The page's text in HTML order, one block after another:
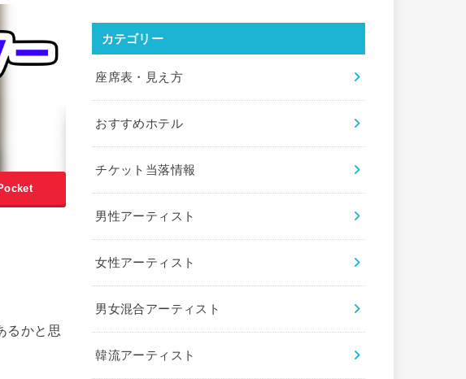
るかと思
カテゴリー
座席表・見え方
おすすめホテル
チケット当落情報
男性アーティスト
女性アーティスト
男女混合アーティスト
韓流アーティスト